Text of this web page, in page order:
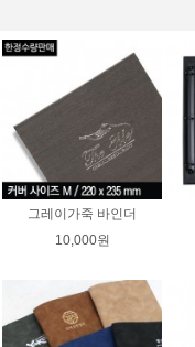
그레이가죽 바인더
10,000원